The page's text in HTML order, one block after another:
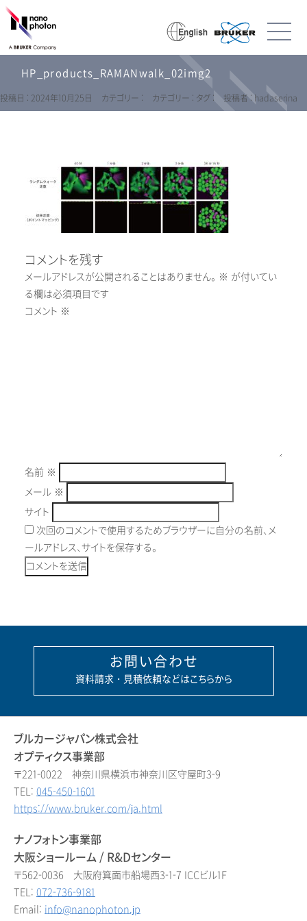
HP_products_RAMANwalk_02img2
投稿日 : 2024年10月25日 カテゴリー : カテゴリー : タグ : 投稿者 : hadaserina
コメントを残す
メールアドレスが公開されることはありません。 ※ が付いてい
る欄は必須項目です
コメント ※
名前 ※
メール ※
サイト
次回のコメントで使用するためブラウザーに自分の名前、メ
ールアドレス、サイトを保存する。
お問い合わせ
資料請求・見積依頼などはこちらから
ブルカージャパン株式会社
オプティクス事業部
〒221-0022 神奈川県横浜市神奈川区守屋町3-9
TEL: 045-450-1601
https://www.bruker.com/ja.html
ナノフォトン事業部
大阪ショールーム / R&Dセンター
〒562-0036 大阪府箕面市船場西3-1-7 ICCビル1F
TEL: 072-736-9181
Email: info@nanophoton.jp